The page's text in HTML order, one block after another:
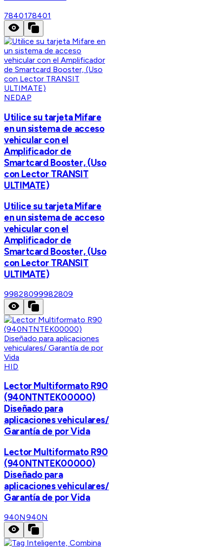
7840178401
NEDAP
Utilice su tarjeta Mifare
en un sistema de acceso
vehicular con el
Amplificador de
Smartcard Booster, (Uso
con Lector TRANSIT
ULTIMATE)
Utilice su tarjeta Mifare
en un sistema de acceso
vehicular con el
Amplificador de
Smartcard Booster, (Uso
con Lector TRANSIT
ULTIMATE)
99828099982809
HID
Lector Multiformato R90
(940NTNTEK00000)
Diseñado para
aplicaciones vehiculares/
Garantía de por Vida
Lector Multiformato R90
(940NTNTEK00000)
Diseñado para
aplicaciones vehiculares/
Garantía de por Vida
940N940N